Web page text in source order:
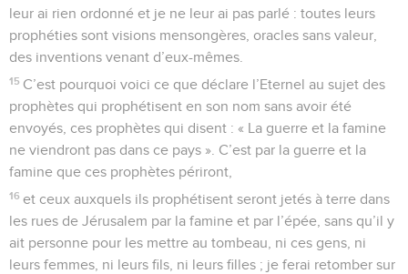
leur ai rien ordonné et je ne leur ai pas parlé : toutes leurs
prophéties sont visions mensongères, oracles sans valeur,
des inventions venant d’eux-mêmes.
15 C’est pourquoi voici ce que déclare l’Eternel au sujet des
prophètes qui prophétisent en son nom sans avoir été
envoyés, ces prophètes qui disent : « La guerre et la famine
ne viendront pas dans ce pays ». C’est par la guerre et la
famine que ces prophètes périront,
16 et ceux auxquels ils prophétisent seront jetés à terre dans
les rues de Jérusalem par la famine et par l’épée, sans qu’il y
ait personne pour les mettre au tombeau, ni ces gens, ni
leurs femmes, ni leurs fils, ni leurs filles ; je ferai retomber sur